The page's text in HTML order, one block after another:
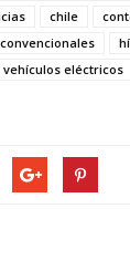
chile
vehículos eléctricos